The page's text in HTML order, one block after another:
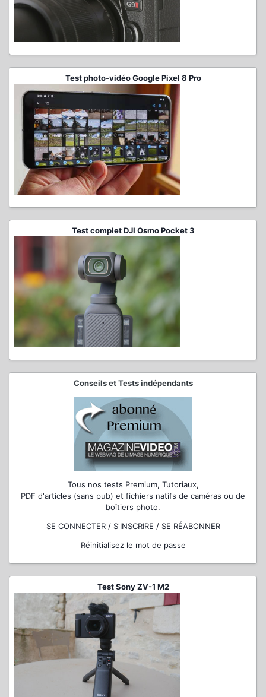
Test photo-vidéo Google Pixel 8 Pro
Test complet DJI Osmo Pocket 3
Conseils et Tests indépendants
Tous nos tests Premium, Tutoriaux,
PDF d'articles (sans pub) et fichiers natifs de caméras ou de
boîtiers photo.
SE CONNECTER / S'INSCRIRE / SE RÉABONNER
Réinitialisez le mot de passe
Test Sony ZV-1 M2